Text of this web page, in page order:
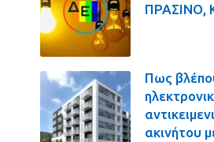
ΠΡΑΣΙΝΟ,
Πως
ακινήτου